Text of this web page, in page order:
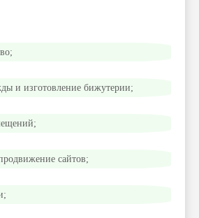
и изготовление бижутерии;
сайтов;